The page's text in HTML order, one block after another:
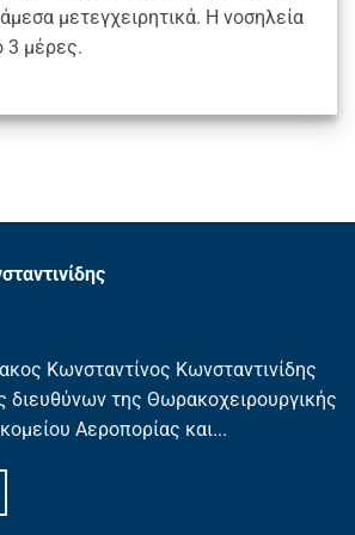
μετεγχειρητικά. Η νοσηλεία
3 μέρες.
Κωνσταντίνος Κωνσταντινίδης
διευθύνων της Θωρακοχειρουργικής
Αεροπορίας και...